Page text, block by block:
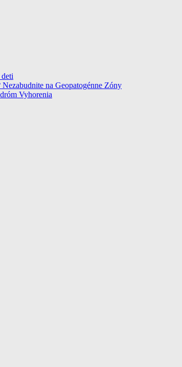
na Geopatogénne Zóny
Vyhorenia